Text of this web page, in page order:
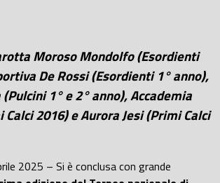
Moroso Mondolfo (Esordienti
De Rossi (Esordienti 1° anno),
1° e 2° anno), Accademia
2016) e Aurora Jesi (Primi Calci
2025 – Si è conclusa con grande